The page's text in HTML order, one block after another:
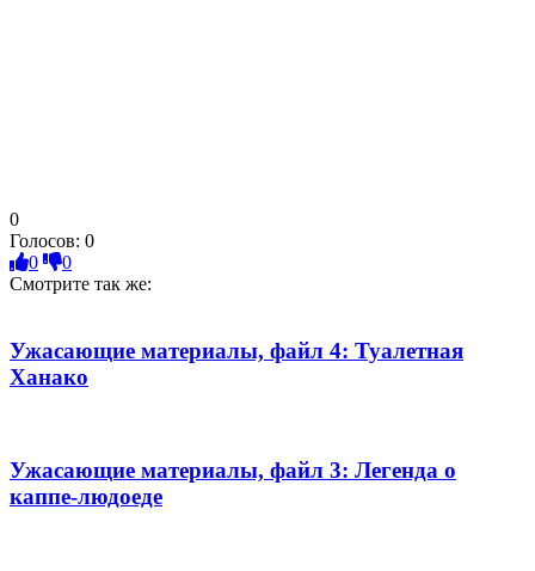
0
Голосов: 0
0
0
Смотрите так же:
Ужасающие материалы, файл 4: Туалетная
Ханако
Ужасающие материалы, файл 3: Легенда о
каппе-людоеде